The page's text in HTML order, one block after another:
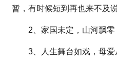
暂，有时候短到再也来不及说
2、家国未定，山河飘零
3、人生舞台如戏，母爱
人物描写的语句(精选40条)
三十而已经典语录(精选125句)
早安心语正能量句子大全(精选50句)